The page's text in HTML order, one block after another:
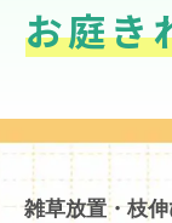
お庭き
雑草放置・枝